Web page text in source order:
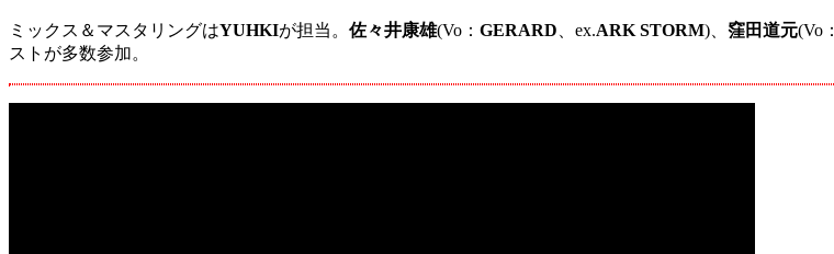
ミックス＆マスタリングはYUHKIが担当。 佐々井康雄(Vo： GERARD 、ex.ARK STORM)、 窪田道元(Vo：
ストが多数参加。